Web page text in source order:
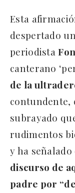
Esta
despertado
periodista
canterano
de la
contundente,
subrayado
rudimentos
y ha
discurso de
padre por